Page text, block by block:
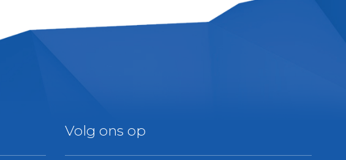
Volg ons op